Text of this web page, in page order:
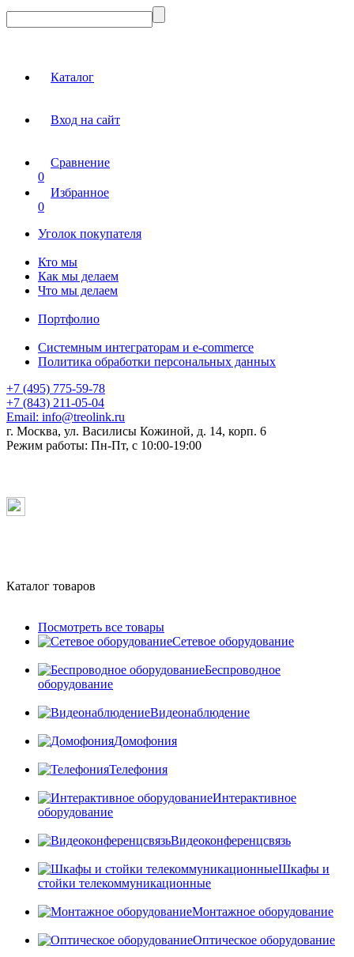
Каталог
Вход на сайт
Сравнение
0
Избранное
0
Уголок покупателя
Кто мы
Как мы делаем
Что мы делаем
Портфолио
Системным интеграторам и e-commerce
Политика обработки персональных данных
+7 (495) 775-59-78
+7 (843) 211-05-04
Email: info@treolink.ru
г. Москва, ул. Василисы Кожиной, д. 14, корп. 6
Режим работы: Пн-Пт, с 10:00-19:00
Каталог товаров
Посмотреть все товары
Сетевое оборудование
Беспроводное
оборудование
Видеонаблюдение
Домофония
Телефония
Интерактивное
оборудование
Видеоконференцсвязь
Шкафы и
стойки телекоммуникационные
Монтажное оборудование
Оптическое оборудование